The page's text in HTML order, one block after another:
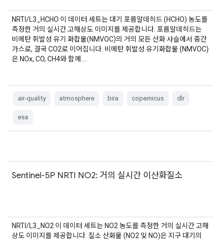
NRTI/L3_HCHO 이 데이터 세트는 대기 포름알데히드 (HCHO) 농도를
측정한 거의 실시간 고해상도 이미지를 제공합니다. 포름알데히드는
비메탄 휘발성 유기 화합물(NMVOC)의 거의 모든 산화 사슬에서 중간
가스로, 결국 CO2로 이어집니다. 비메탄 휘발성 유기화합물 (NMVOC)
은 NOx, CO, CH4와 함께 …
air-quality atmosphere bira copernicus dlr
esa
Sentinel-5P NRTI NO2: 거의 실시간 이산화질소
NRTI/L3_NO2 이 데이터 세트는 NO2 농도를 측정한 거의 실시간 고해
상도 이미지를 제공합니다. 질소 산화물 (NO2 및 NO)은 지구 대기의